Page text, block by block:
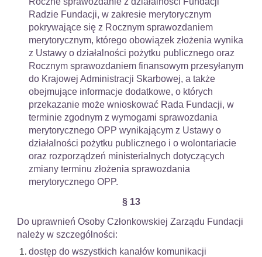
Radzie Fundacji, w zakresie merytorycznym
pokrywające się z Rocznym sprawozdaniem
merytorycznym, którego obowiązek złożenia wynika
z Ustawy o działalności pożytku publicznego oraz
Rocznym sprawozdaniem finansowym przesyłanym
do Krajowej Administracji Skarbowej, a także
obejmujące informacje dodatkowe, o których
przekazanie może wnioskować Rada Fundacji, w
terminie zgodnym z wymogami sprawozdania
merytorycznego OPP wynikającym z Ustawy o
działalności pożytku publicznego i o wolontariacie
oraz rozporządzeń ministerialnych dotyczących
zmiany terminu złożenia sprawozdania
merytorycznego OPP.
§ 13
Do uprawnień Osoby Członkowskiej Zarządu Fundacji
należy w szczególności:
dostęp do wszystkich kanałów komunikacji